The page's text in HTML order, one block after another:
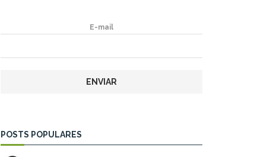
E-mail
POSTS POPULARES